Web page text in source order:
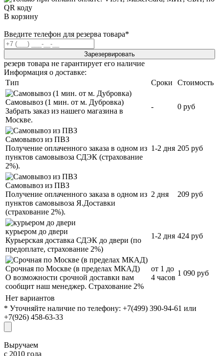
В корзину
Введите телефон для резерва товара*
Зарезервировать
резерв товара не гарантирует его наличие
Информация о доставке:
Тип
Сроки Стоимость
Самовывоз (1 мин. от м. Дубровка)
Забрать заказ из нашего магазина в
Москве.
- 0 руб
Самовывоз из ПВЗ
Получение оплаченного заказа в одном из
пунктов самовывоза СДЭК (страхование
2%).
1-2 дня 205 руб
Самовывоз из ПВЗ
Получение оплаченного заказа в одном из
пунктов самовывоза Я.Доставки
(страхование 2%).
2 дня 209 руб
курьером до двери
Курьерская доставка СДЭК до двери (по
предоплате, страхование 2%)
1-2 дня 424 руб
Срочная по Москве (в пределах МКАД)
О возможности срочной доставки вам
сообщит наш менеджер. Страхование 2%
от 1 до
4 часов
1 090 руб
Нет вариантов
* Уточняйте наличие по телефону: +7(499) 390-94-61 или
+7(926) 458-63-33
Выручаем
с 2010 года